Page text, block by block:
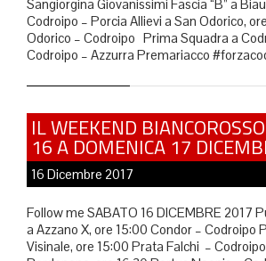
Sangiorgina Giovanissimi Fascia “B” a
Codroipo – Porcia Allievi a San Odorico,
Odorico – Codroipo Prima Squadra a
Codroipo – Azzurra Premariacco
IL WEEKEND
16 A DOMENICA 17
16 Dicembre 2017
Follow me SABATO 16 DICEMBRE 2017
a Azzano X, ore 15:00 Condor – Codroipo
Visinale, ore 15:00 Prata Falchi –